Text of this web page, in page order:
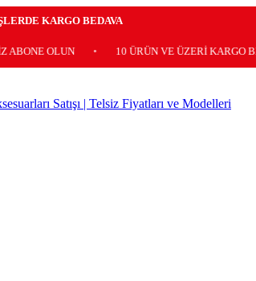
KARGO BEDAVA
OLUN • 10 ÜRÜN VE ÜZERİ KARGO BEDAVA